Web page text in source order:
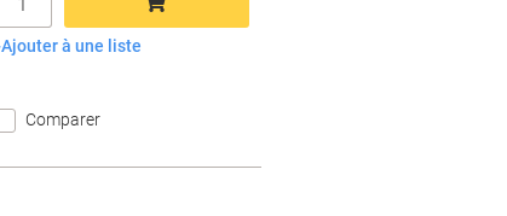
Ajouter au panier
Ajouter à une liste
Comparer